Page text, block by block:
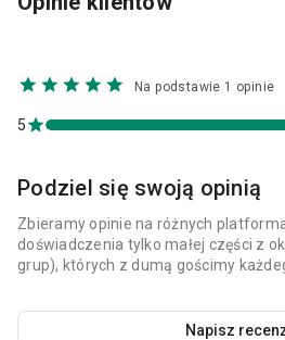
Na podstawie 1 opinie
5
Podziel się swoją opinią
Zbieramy opinie na różnych
doświadczenia tylko małej części z
grup), których z dumą gościmy
Napisz